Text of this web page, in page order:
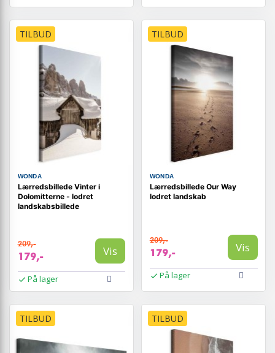
TILBUD
WONDA
Lærredsbillede Vinter i
Dolomitterne - lodret
landskabsbillede
209,-
179,- Vis
På lager
TILBUD
WONDA
Lærredsbillede Our Way
lodret landskab
209,-
179,- Vis
På lager
TILBUD TILBUD